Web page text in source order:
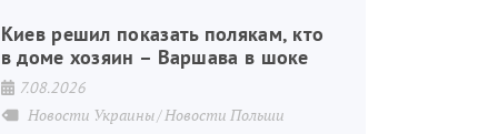
Киев решил показать полякам, кто
в доме хозяин – Варшава в шоке
7.08.2026
Новости Украины Новости Польши